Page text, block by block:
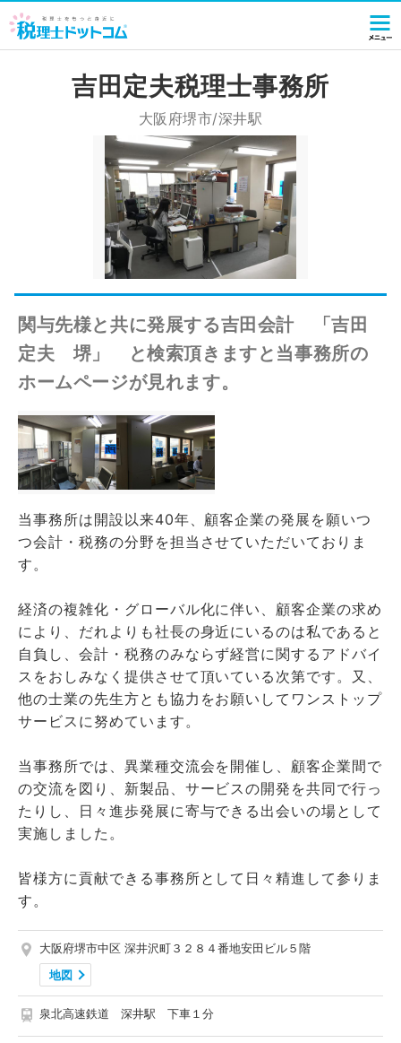
吉田定夫税理士事務所
大阪府堺市/深井駅
関与先様と共に発展する吉田会計 「吉田
定夫 堺」 と検索頂きますと当事務所の
ホームページが見れます。
当事務所は開設以来40年、顧客企業の発展を願いつ
つ会計・税務の分野を担当させていただいておりま
す。
経済の複雑化・グローバル化に伴い、顧客企業の求め
により、だれよりも社長の身近にいるのは私であると
自負し、会計・税務のみならず経営に関するアドバイ
スをおしみなく提供させて頂いている次第です。又、
他の士業の先生方とも協力をお願いしてワンストップ
サービスに努めています。
当事務所では、異業種交流会を開催し、顧客企業間で
の交流を図り、新製品、サービスの開発を共同で行っ
たりし、日々進歩発展に寄与できる出会いの場として
実施しました。
皆様方に貢献できる事務所として日々精進して参りま
す。
大阪府堺市中区 深井沢町３２８４番地安田ビル５階
地図
泉北高速鉄道 深井駅 下車１分